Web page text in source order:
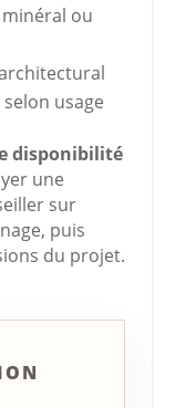
ou
usage
disponibilité
une
sur
puis
du projet.